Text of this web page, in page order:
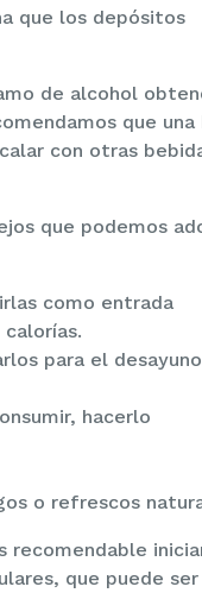
que los depósitos
de alcohol
que una
con otras
que podemos
como entrada
para el
hacerlo
o refrescos
recomendable
que puede ser